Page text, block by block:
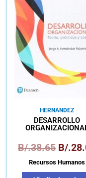
HERNÁNDEZ
DESARROLLO
B/.38.65
B/
B/.
Recursos Humanos